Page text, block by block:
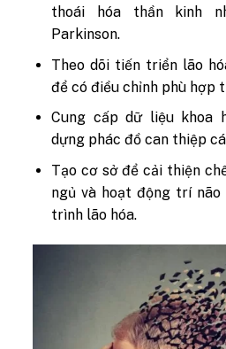
thoái hóa thần kinh
Parkinson.
Theo dõi tiến triển lão
để có điều chỉnh phù hợp
Cung cấp dữ liệu khoa
dựng phác đồ can thiệp
Tạo cơ sở để cải thiện
ngủ và hoạt động trí não
trình lão hóa.